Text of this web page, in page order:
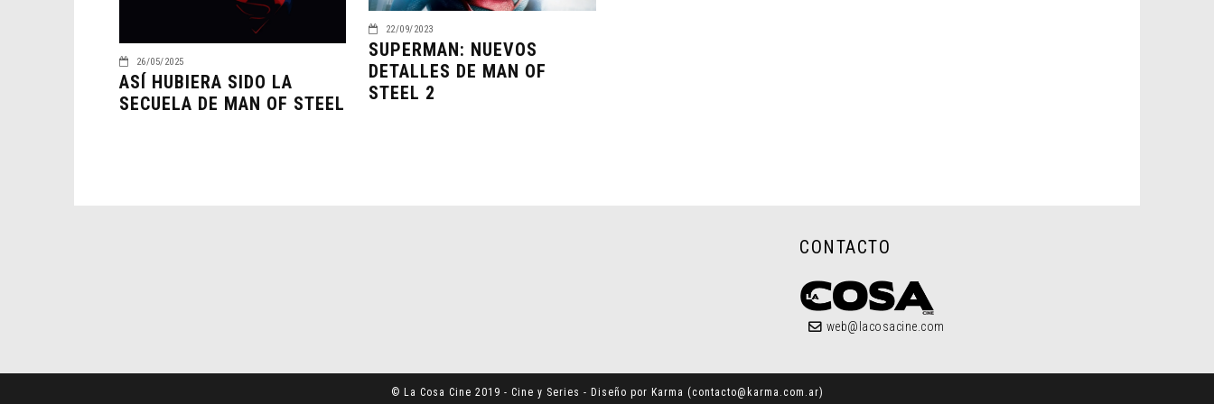
26/05/2025
ASÍ HUBIERA SIDO LA
SECUELA DE MAN OF STEEL
22/09/2023
SUPERMAN: NUEVOS
DETALLES DE MAN OF
STEEL 2
CONTACTO
web@lacosacine.com
© La Cosa Cine 2019 - Cine y Series - Diseño por Karma (contacto@karma.com.ar)